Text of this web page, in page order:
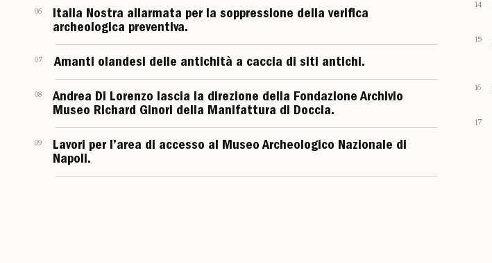
06
Italia Nostra allarmata per la soppressione della verifica
archeologica preventiva.
07 Amanti olandesi delle antichità a caccia di siti antichi.
08
Andrea Di Lorenzo lascia la direzione della Fondazione Archivio
Museo Richard Ginori della Manifattura di Doccia.
09
Lavori per l’area di accesso al Museo Archeologico Nazionale di
Napoli.
14
15
16
17